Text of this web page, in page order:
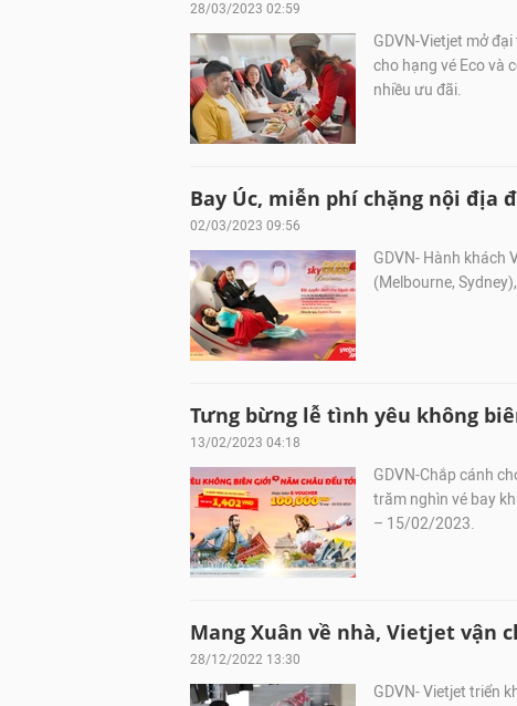
28/03/2023 02:59
GDVN-Vietjet mở
cho hạng vé Eco và
nhiều ưu đãi.
Bay Úc, miễn phí chặng nội địa
02/03/2023 09:56
GDVN- Hành khách
(Melbourne,
Tưng bừng lễ tình yêu không
13/02/2023 04:18
GDVN-Chắp cánh
trăm nghìn vé bay
– 15/02/2023.
Mang Xuân về nhà, Vietjet vận
28/12/2022 13:30
GDVN- Vietjet triển